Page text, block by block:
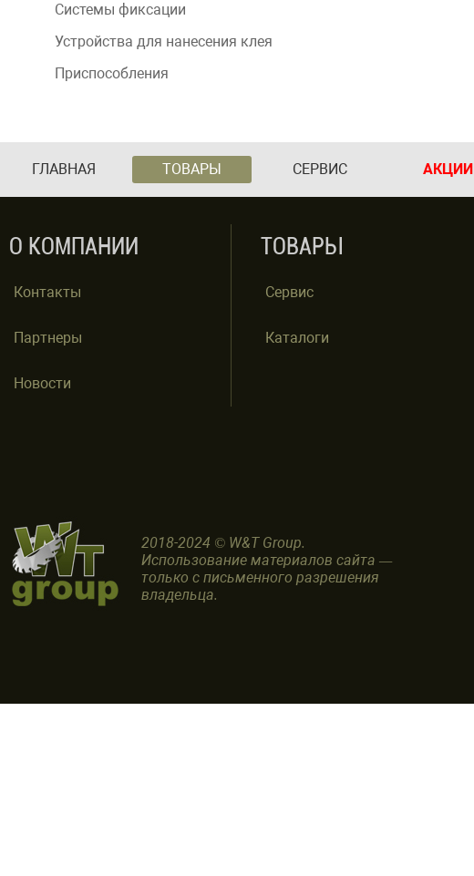
Системы фиксации
Устройства для нанесения клея
Приспособления
ГЛАВНАЯ ТОВАРЫ СЕРВИС АКЦИИ
О КОМПАНИИ
Контакты
Партнеры
Новости
ТОВАРЫ
Сервис
Каталоги
2018-2024 © W&T Group.
Использование материалов сайта —
только с письменного разрешения
владельца.